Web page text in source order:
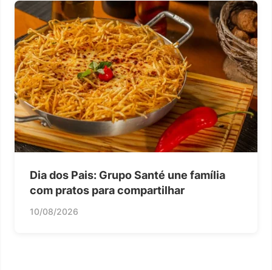
Dia dos Pais: Grupo Santé une família
com pratos para compartilhar
10/08/2026